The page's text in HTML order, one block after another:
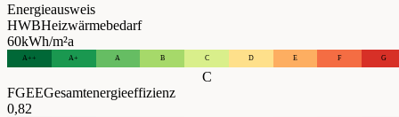
Energieausweis
HWBHeizwärmebedarf
60kWh/m²a
A++ A+ A B C D E F G
C
FGEEGesamtenergieeffizienz
0,82